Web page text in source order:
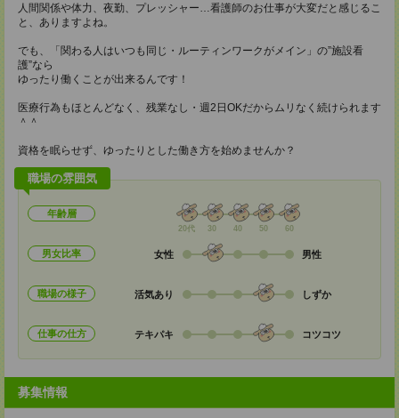
人間関係や体力、夜勤、プレッシャー…看護師のお仕事が大変だと感じるこ
と、ありますよね。
でも、「関わる人はいつも同じ・ルーティンワークがメイン」の”施設看
護”なら
ゆったり働くことが出来るんです！
医療行為もほとんどなく、残業なし・週2日OKだからムリなく続けられます
＾＾
資格を眠らせず、ゆったりとした働き方を始めませんか？
職場の雰囲気
年齢層
20代 30 40 50 60
男女比率 女性 男性
職場の様子 活気あり しずか
仕事の仕方 テキパキ コツコツ
募集情報